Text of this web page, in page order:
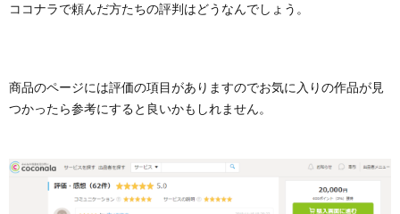
ココナラで頼んだ方たちの評判はどうなんでしょう。
商品のページには評価の項目がありますのでお気に入りの作品が見
つかったら参考にすると良いかもしれません。